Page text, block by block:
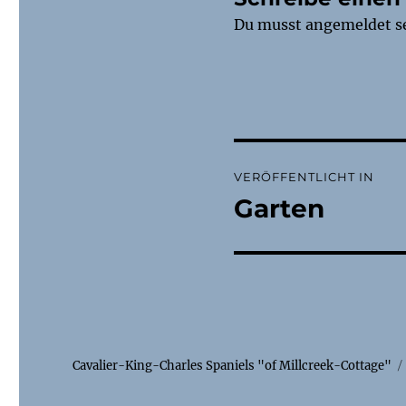
Du musst angemeldet
VERÖFFENTLICHT IN
Garten
Cavalier-King-Charles Spaniels "of Millcreek-Cottage"